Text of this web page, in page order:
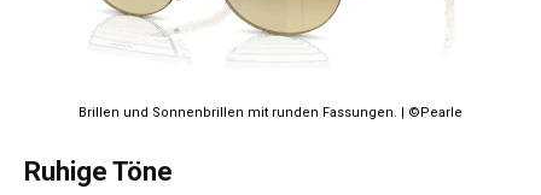
Brillen und Sonnenbrillen mit runden Fassungen. | ©Pearle
Ruhige Töne